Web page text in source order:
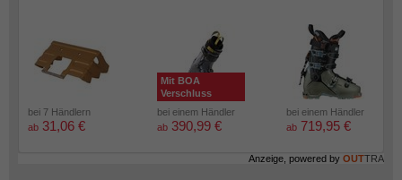
bei 7 Händlern
ab 31,06 €
Mit BOA
Verschluss
bei einem Händler
ab 390,99 €
bei einem Händler
ab 719,95 €
Anzeige, powered by OUTTRA